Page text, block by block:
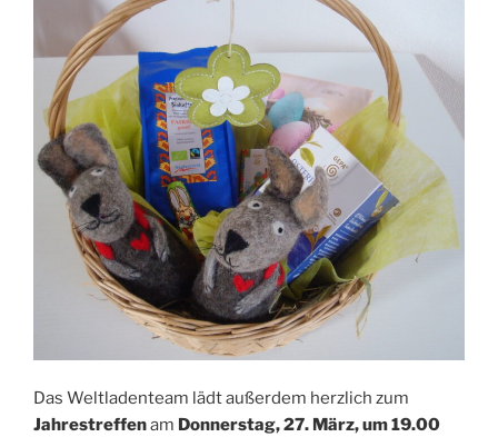
Das Weltladenteam lädt außerdem herzlich zum
Jahrestreffenam Donnerstag, 27. März, um 19.00